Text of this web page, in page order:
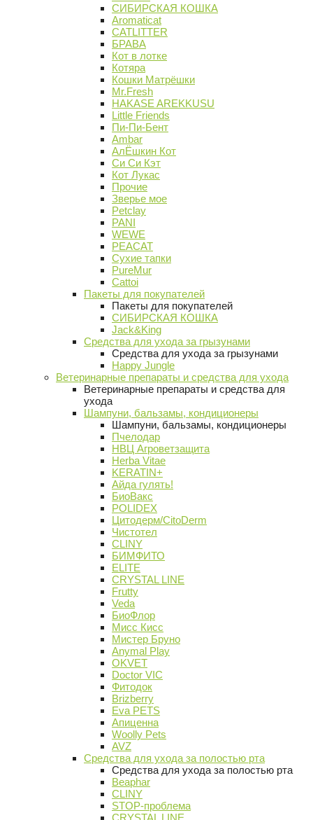
СИБИРСКАЯ КОШКА
Aromaticat
CATLITTER
БРАВА
Кот в лотке
Котяра
Кошки Матрёшки
Mr.Fresh
HAKASE AREKKUSU
Little Friends
Пи-Пи-Бент
Ambar
АлЁшкин Кот
Си Си Кэт
Кот Лукас
Прочие
Зверье мое
Petclay
PANI
WEWE
PEACAT
Сухие тапки
PureMur
Cattoi
Пакеты для покупателей
Пакеты для покупателей
СИБИРСКАЯ КОШКА
Jack&King
Средства для ухода за грызунами
Средства для ухода за грызунами
Happy Jungle
Ветеринарные препараты и средства для ухода
Ветеринарные препараты и средства для
ухода
Шампуни, бальзамы, кондиционеры
Шампуни, бальзамы, кондиционеры
Пчелодар
НВЦ Агроветзащита
Herba Vitae
KERATIN+
Айда гулять!
БиоВакс
POLIDEX
Цитодерм/CitoDerm
Чистотел
CLINY
БИМФИТО
ELITE
CRYSTAL LINE
Frutty
Veda
БиоФлор
Мисс Кисс
Мистер Бруно
Anymal Play
OKVET
Doctor VIC
Фитодок
Brizberry
Eva PETS
Апиценна
Woolly Pets
AVZ
Средства для ухода за полостью рта
Средства для ухода за полостью рта
Beaphar
CLINY
STOP-проблема
CRYSTAL LINE